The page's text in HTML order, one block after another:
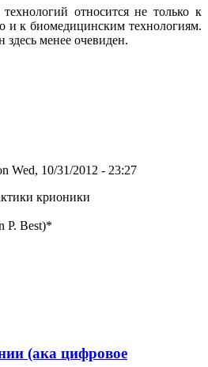
относится не только к
и к биомедицинским технологиям.
менее очевиден.
Wed, 10/31/2012 - 23:27
крионики
P. Best)*
(ака цифровое